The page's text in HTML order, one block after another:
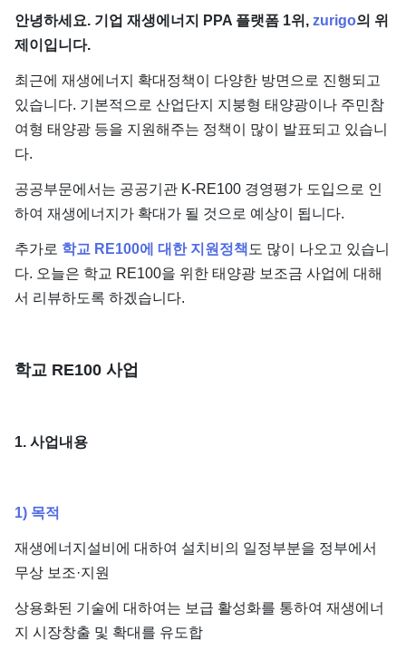
단가
안녕하세요. 기업 재생에너지 PPA 플랫폼 1위, zurigo의 위
제이입니다.
최근에 재생에너지 확대정책이 다양한 방면으로 진행되고
있습니다. 기본적으로 산업단지 지붕형 태양광이나 주민참
여형 태양광 등을 지원해주는 정책이 많이 발표되고 있습니
다.
공공부문에서는 공공기관 K-RE100 경영평가 도입으로 인
하여 재생에너지가 확대가 될 것으로 예상이 됩니다.
추가로 학교 RE100에 대한 지원정책 도 많이 나오고 있습니
다. 오늘은 학교 RE100을 위한 태양광 보조금 사업에 대해
서 리뷰하도록 하겠습니다.
학교 RE100 사업
1. 사업내용
1) 목적
재생에너지설비에 대하여 설치비의 일정부분을 정부에서
무상 보조·지원
상용화된 기술에 대하여는 보급 활성화를 통하여 재생에너
지 시장창출 및 확대를 유도합